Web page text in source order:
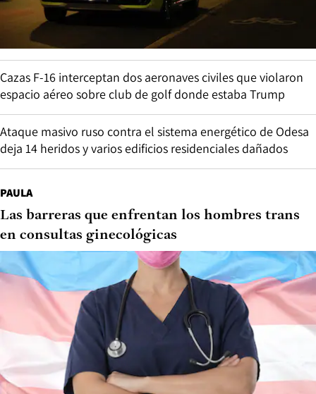
Cazas F-16 interceptan dos aeronaves civiles que violaron
espacio aéreo sobre club de golf donde estaba Trump
Ataque masivo ruso contra el sistema energético de Odesa
deja 14 heridos y varios edificios residenciales dañados
PAULA
Las barreras que enfrentan los hombres trans
en consultas ginecológicas